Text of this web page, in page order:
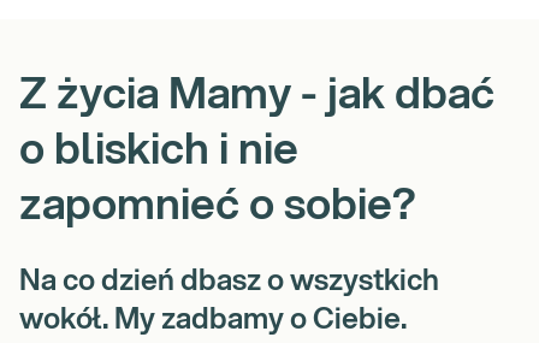
Z życia Mamy - jak dbać
o bliskich i nie
zapomnieć o sobie?
Na co dzień dbasz o wszystkich
wokół. My zadbamy o Ciebie.